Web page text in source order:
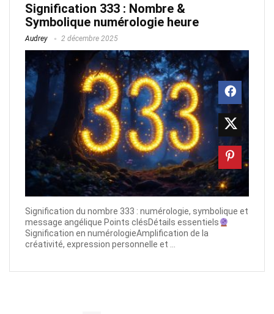
Signification 333 : Nombre &
Symbolique numérologie heure
Audrey 2 décembre 2025
Signification du nombre 333 : numérologie, symbolique et
message angélique Points clésDétails essentiels
Signification en numérologieAmplification de la
créativité, expression personnelle et ...